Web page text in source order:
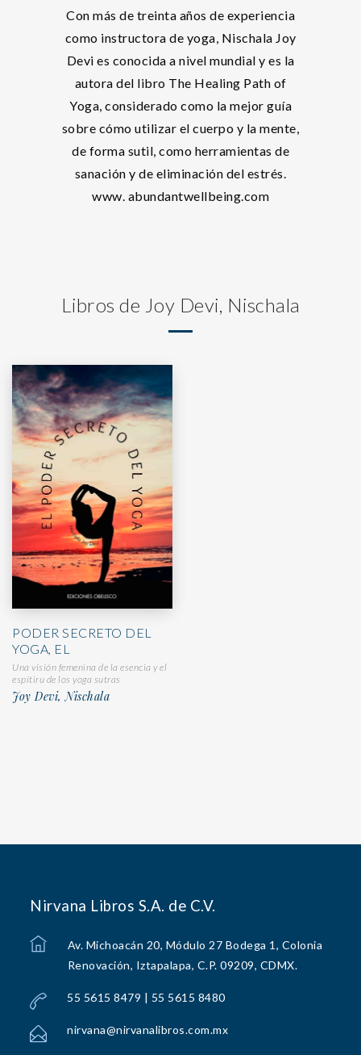
Con más de treinta años de experiencia
como instructora de yoga, Nischala Joy
Devi es conocida a nivel mundial y es la
autora del libro The Healing Path of
Yoga, considerado como la mejor guía
sobre cómo utilizar el cuerpo y la mente,
de forma sutil, como herramientas de
sanación y de eliminación del estrés.
www. abundantwellbeing.com
Libros de Joy Devi, Nischala
PODER SECRETO DEL
YOGA, EL
Una visión femenina de la esencia y el
espítiru de los yoga sutras
Joy Devi, Nischala
Nirvana Libros S.A. de C.V.
Av. Michoacán 20, Módulo 27 Bodega 1, Colonia
Renovación, Iztapalapa, C.P. 09209, CDMX.
55 5615 8479 | 55 5615 8480
nirvana@nirvanalibros.com.mx